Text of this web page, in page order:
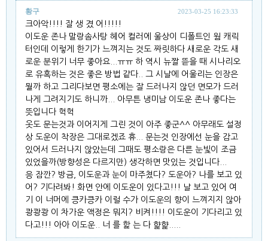
황구 2023-03-25 16:23:33
크아악!!!! 잘 생 겼 어!!!!!
이도운 존나 말랑솜사탕 헤어 컬러에 울상이 디폴트인 웜 캐릭
터인데 이렇게 한기가 느껴지는 것도 짜릿하다 새로운 각도 새
로운 분위기 너무 좋아요...ㅠㅠ 하 역시 뉴짤 뜯을 때 시나리오
로 유혹하는 것은 좋은 방법 같다.. 그 시날에 어울리는 인장은
뭘까 하고 그리다보면 평소에는 잘 드러나지 않던 면모가 드러
나게 그려지기도 하니까... 아무튼 냉미남 이도운 존나 좋다는
뜻입니다 헉헉
옷도 문는것과 이어지게 그린 것이 아주 좋군^^ 아무래도 설정
상 도운이 착장은 그대로겠죠 휴... 문는것 인장에선 눈을 감고
있어서 드러나지 않았는데 그때도 평소랑은 다른 눈빛이 조금
있었을까(방향성은 다르지만) 생각하면 맛있는 것입니다...
응 잠깐? 방금, 이도운과 눈이 마주쳤다? 도운아? 나를 보고 있
어? 기다려봐! 화면 안에 이도운이 있다고!!! 날 보고 있어 여
기 이 너머에 킁카킁카 이럴 수가 이도운의 향이 느껴지지 않아
쾅쾅쾅 이 차가운 액정은 뭐지? 비켜!!!! 이도운이 기다리고 있
다고!!! 아아 이도운.. 너 를 핥 는 다 햝햝.....